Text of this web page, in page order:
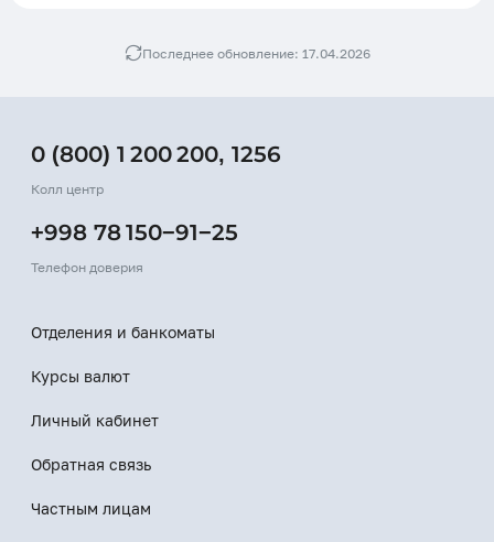
Последнее обновление: 17.04.2026
0 (800) 1 200 200, 1256
Колл центр
+998 78 150−91−25
Телефон доверия
Отделения и банкоматы
Курсы валют
Личный кабинет
Обратная связь
Частным лицам